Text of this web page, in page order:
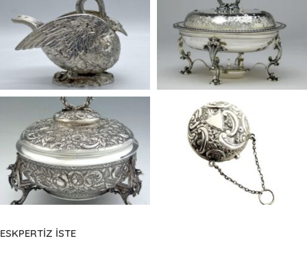
ESKPERTİZ İSTE